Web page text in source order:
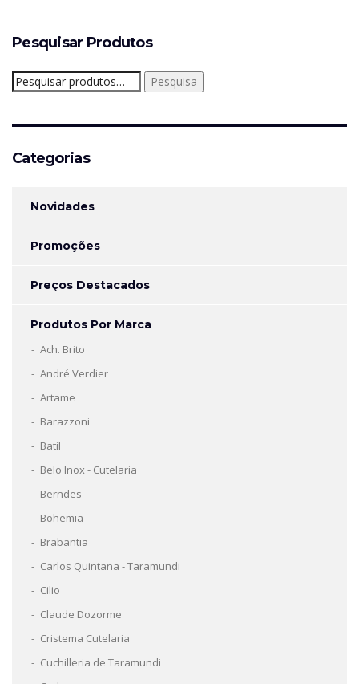
Pesquisar Produtos
Pesquisar
por:
Pesquisa
Categorias
Novidades
Promoções
Preços Destacados
Produtos Por Marca
Ach. Brito
André Verdier
Artame
Barazzoni
Batil
Belo Inox - Cutelaria
Berndes
Bohemia
Brabantia
Carlos Quintana - Taramundi
Cilio
Claude Dozorme
Cristema Cutelaria
Cuchilleria de Taramundi